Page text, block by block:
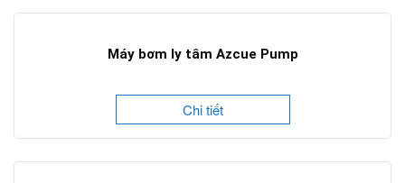
Máy bơm ly tâm Azcue Pump
Chi tiết